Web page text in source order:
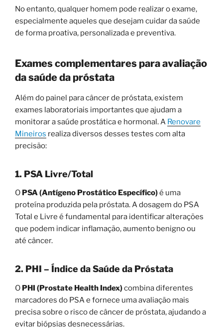
No entanto, qualquer homem pode realizar o exame,
especialmente aqueles que desejam cuidar da saúde
de forma proativa, personalizada e preventiva.
Exames complementares para avaliação
da saúde da próstata
Além do painel para câncer de próstata, existem
exames laboratoriais importantes que ajudam a
monitorar a saúde prostática e hormonal. A Renovare
Mineiros realiza diversos desses testes com alta
precisão:
1. PSA Livre/Total
O PSA (Antígeno Prostático Específico)é uma
proteína produzida pela próstata. A dosagem do PSA
Total e Livre é fundamental para identificar alterações
que podem indicar inflamação, aumento benigno ou
até câncer.
2. PHI – Índice da Saúde da Próstata
O PHI (Prostate Health Index)combina diferentes
marcadores do PSA e fornece uma avaliação mais
precisa sobre o risco de câncer de próstata, ajudando a
evitar biópsias desnecessárias.